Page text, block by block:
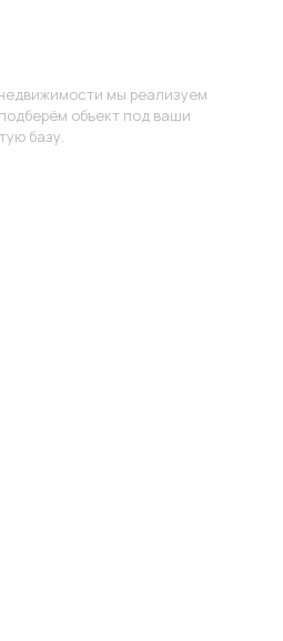
мы реализуем
объект под ваши
базу.